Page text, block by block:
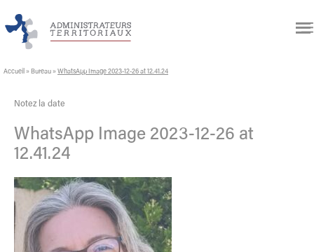
Accueil » Bureau » WhatsApp Image 2023-12-26 at 12.41.24
Notez la date
WhatsApp Image 2023-12-26 at
12.41.24